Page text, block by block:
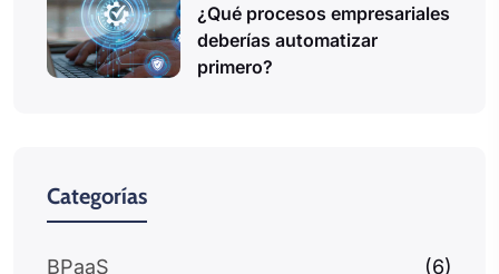
¿Qué procesos empresariales
deberías automatizar
primero?
Categorías
BPaaS (6)